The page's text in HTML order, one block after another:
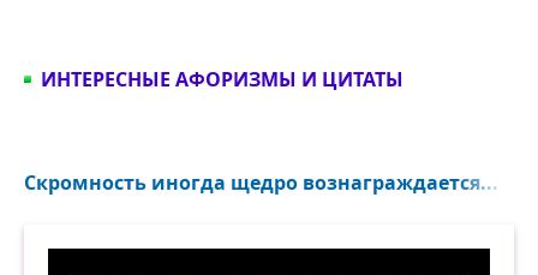
ИНТЕРЕСНЫЕ АФОРИЗМЫ И ЦИТАТЫ
Скромность иногда щедро вознаграждается...